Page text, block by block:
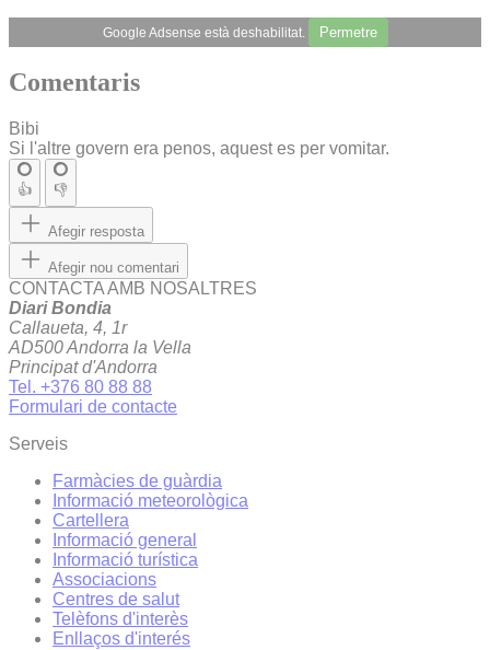
Google Adsense està deshabilitat. Permetre
Comentaris
Bibi
Si l'altre govern era penos, aquest es per vomitar.
👍 👎
Afegir resposta
Afegir nou comentari
CONTACTA AMB NOSALTRES
Diari Bondia
Callaueta, 4, 1r
AD500 Andorra la Vella
Principat d'Andorra
Tel. +376 80 88 88
Formulari de contacte
Serveis
Farmàcies de guàrdia
Informació meteorològica
Cartellera
Informació general
Informació turística
Associacions
Centres de salut
Telèfons d'interès
Enllaços d'interés